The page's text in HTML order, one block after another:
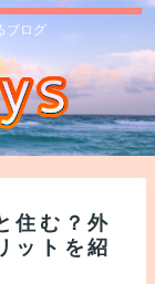
ブログ
住む？外
ットを紹